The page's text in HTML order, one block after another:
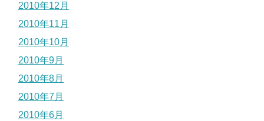
2010年12月
2010年11月
2010年10月
2010年9月
2010年8月
2010年7月
2010年6月